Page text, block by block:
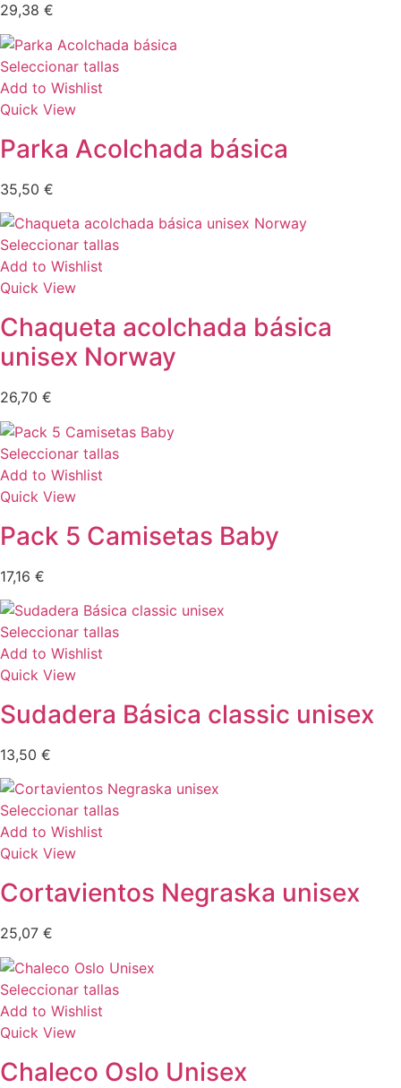
29,38 €
Seleccionar tallas
Add to Wishlist
Quick View
Parka Acolchada básica
35,50 €
Seleccionar tallas
Add to Wishlist
Quick View
Chaqueta acolchada básica
unisex Norway
26,70 €
Seleccionar tallas
Add to Wishlist
Quick View
Pack 5 Camisetas Baby
17,16 €
Seleccionar tallas
Add to Wishlist
Quick View
Sudadera Básica classic unisex
13,50 €
Seleccionar tallas
Add to Wishlist
Quick View
Cortavientos Negraska unisex
25,07 €
Seleccionar tallas
Add to Wishlist
Quick View
Chaleco Oslo Unisex